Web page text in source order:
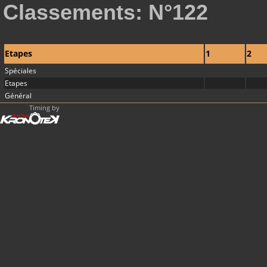
Classements: N°122
Etapes 1 2
Spéciales
Etapes
Général
Timing by